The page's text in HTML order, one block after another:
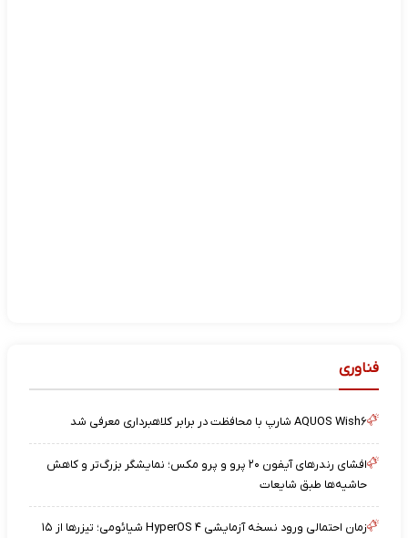
فناوری
AQUOS Wish۶ شارپ با محافظت در برابر کلاهبرداری معرفی شد
افشای رندرهای آیفون ۲۰ پرو و پرو مکس؛ نمایشگر بزرگ‌تر و کاهش
حاشیه‌ها طبق شایعات
زمان احتمالی ورود نسخه آزمایشی HyperOS ۴ شیائومی؛ تیزرها از ۱۵